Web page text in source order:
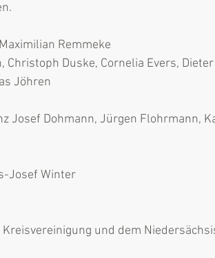
Remmeke
Christoph Duske, Cornelia Evers,
Jöhren
Josef Dohmann, Jürgen Flohrmann,
Josef Winter
und dem